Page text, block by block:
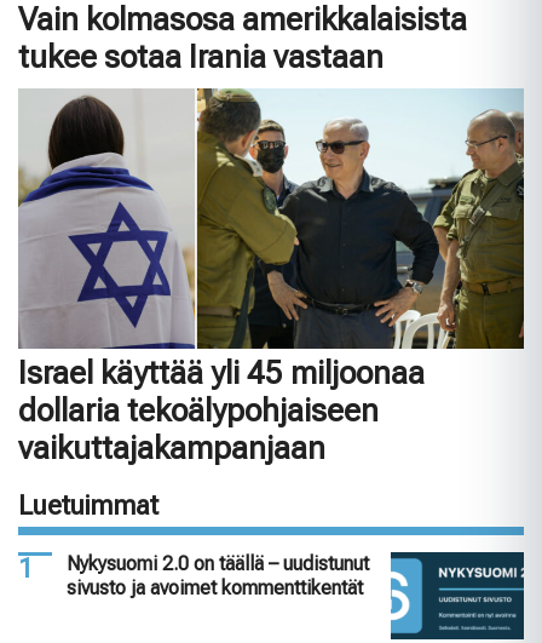
Vain kolmasosa amerikkalaisista
tukee sotaa Irania vastaan
Israel käyttää yli 45 miljoonaa
dollaria tekoälypohjaiseen
vaikuttajakampanjaan
Luetuimmat
Nykysuomi 2.0 on täällä – uudistunut
sivusto ja avoimet kommenttikentät